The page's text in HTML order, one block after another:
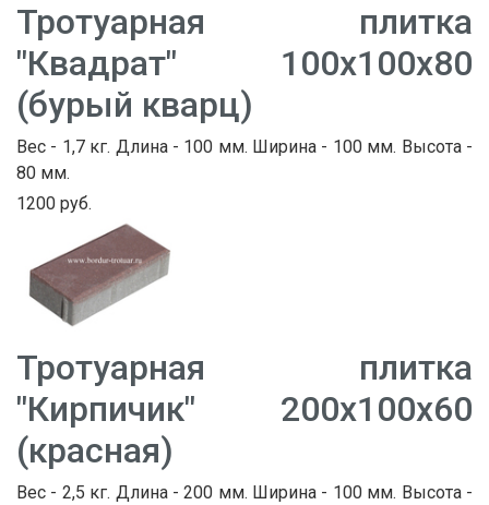
Тротуарная плитка
"Квадрат" 100х100х80
(бурый кварц)
Вес - 1,7 кг. Длина - 100 мм. Ширина - 100 мм. Высота -
80 мм.
1200 руб.
Тротуарная плитка
"Кирпичик" 200х100х60
(красная)
Вес - 2,5 кг. Длина - 200 мм. Ширина - 100 мм. Высота -